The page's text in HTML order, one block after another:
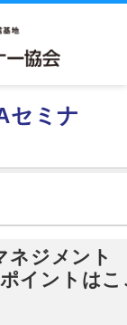
セミナ
ネジメント
はここ